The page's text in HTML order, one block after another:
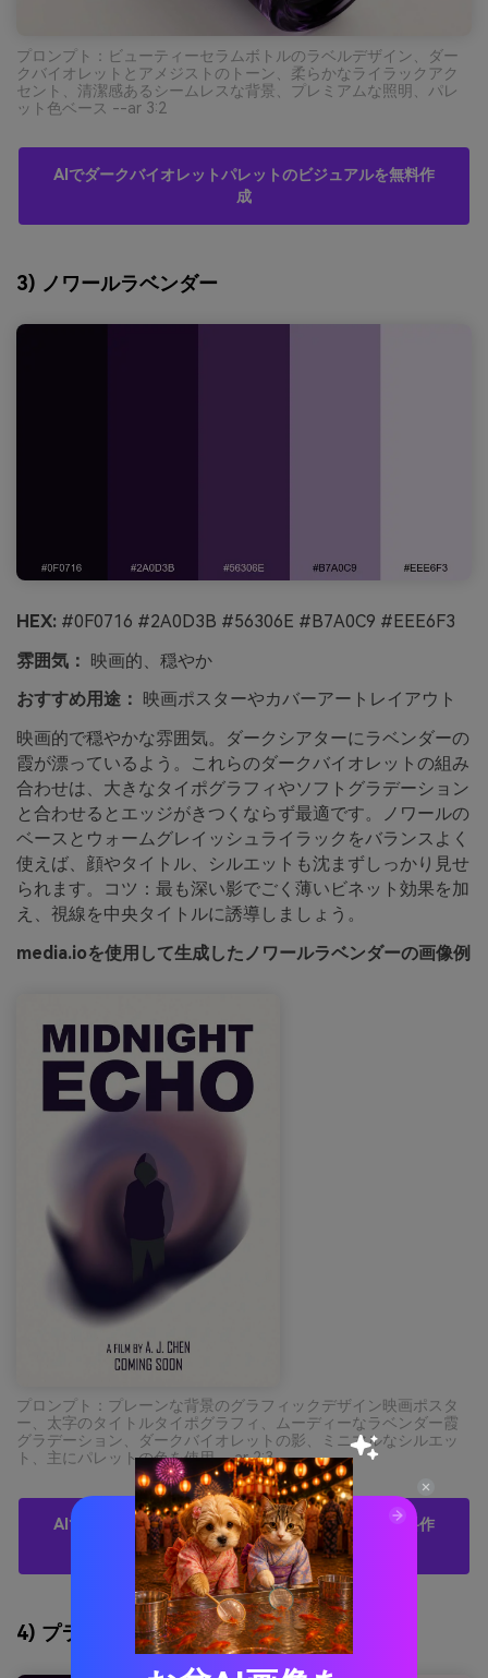
プロンプト：ビューティーセラムボトルのラベルデザイン、ダー
クバイオレットとアメジストのトーン、柔らかなライラックアク
セント、清潔感あるシームレスな背景、プレミアムな照明、パレ
ット色ベース --ar 3:2
AIでダークバイオレットパレットのビジュアルを無料作
成
3) ノワールラベンダー
HEX: #0F0716 #2A0D3B #56306E #B7A0C9 #EEE6F3
雰囲気： 映画的、穏やか
おすすめ用途： 映画ポスターやカバーアートレイアウト
映画的で穏やかな雰囲気。ダークシアターにラベンダーの
霞が漂っているよう。これらのダークバイオレットの組み
合わせは、大きなタイポグラフィやソフトグラデーション
と合わせるとエッジがきつくならず最適です。ノワールの
ベースとウォームグレイッシュライラックをバランスよく
使えば、顔やタイトル、シルエットも沈まずしっかり見せ
られます。コツ：最も深い影でごく薄いビネット効果を加
え、視線を中央タイトルに誘導しましょう。
media.ioを使用して生成したノワールラベンダーの画像例
プロンプト：プレーンな背景のグラフィックデザイン映画ポスタ
ー、太字のタイトルタイポグラフィ、ムーディーなラベンダー霞
グラデーション、ダークバイオレットの影、ミニマルなシルエッ
ト、主にパレットの色を使用 --ar 2:3
AIでダークバイオレットパレットのビジュアルを無料作
成
4) プラムエクリプス